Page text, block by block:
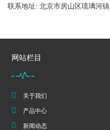
联系地址: 北京市房山区琉璃河镇
网站栏目
关于我们
产品中心
新闻动态